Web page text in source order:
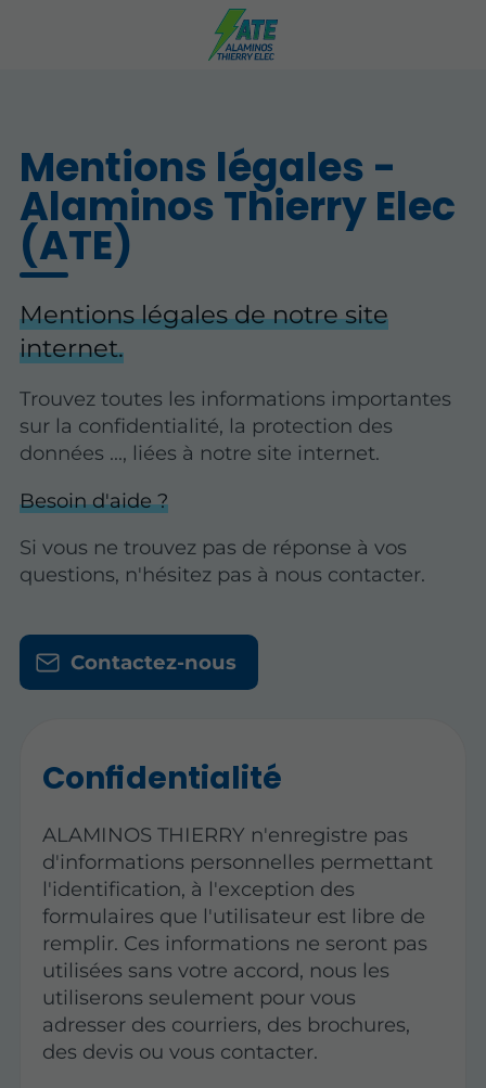
Mentions légales -
Alaminos Thierry Elec
(ATE)
Mentions légales de notre site
internet.
Trouvez toutes les informations importantes
sur la confidentialité, la protection des
données ..., liées à notre site internet.
Besoin d'aide ?
Si vous ne trouvez pas de réponse à vos
questions, n'hésitez pas à nous contacter.
Contactez-nous
Confidentialité
ALAMINOS THIERRY n'enregistre pas
d'informations personnelles permettant
l'identification, à l'exception des
formulaires que l'utilisateur est libre de
remplir. Ces informations ne seront pas
utilisées sans votre accord, nous les
utiliserons seulement pour vous
adresser des courriers, des brochures,
des devis ou vous contacter.